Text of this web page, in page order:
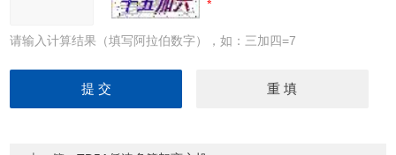
请输入计算结果（填写阿拉伯数字），如：三加四=7